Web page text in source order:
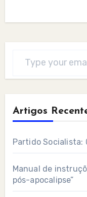
Artigos
Partido Socialista:
Manual de
pós-apocalipse”